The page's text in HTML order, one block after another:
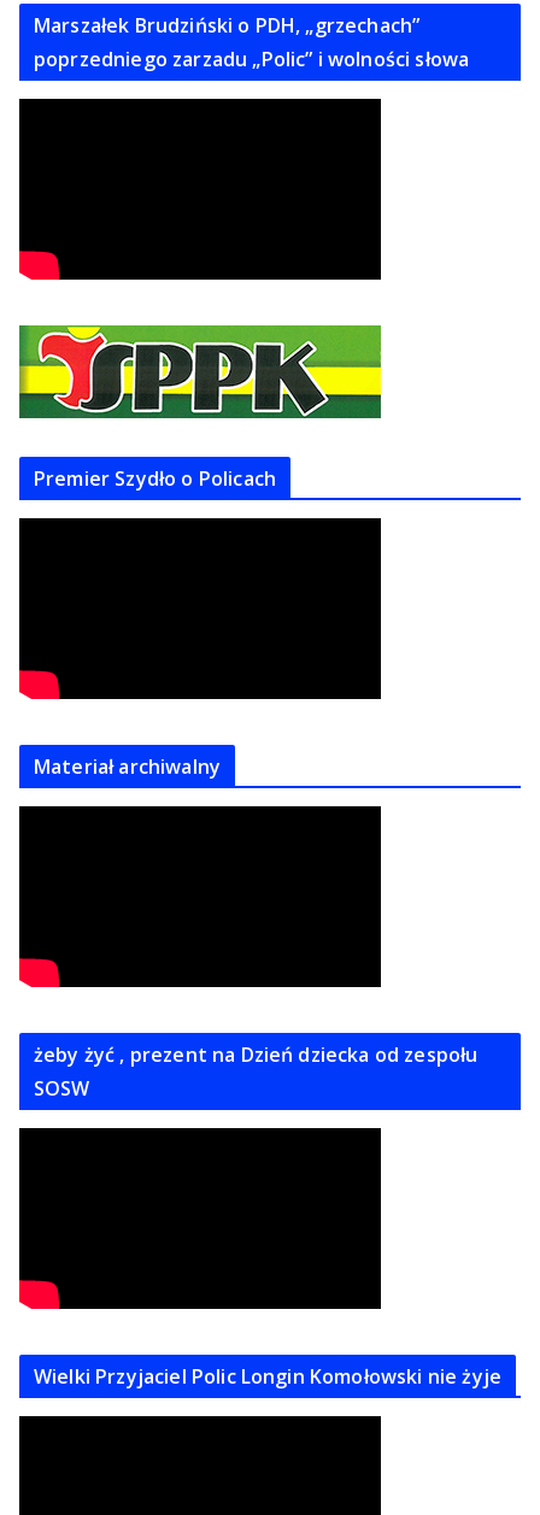
Marszałek Brudziński o PDH, „grzechach”
poprzedniego zarzadu „Polic” i wolności słowa
Premier Szydło o Policach
Materiał archiwalny
żeby żyć , prezent na Dzień dziecka od zespołu
SOSW
Wielki Przyjaciel Polic Longin Komołowski nie żyje